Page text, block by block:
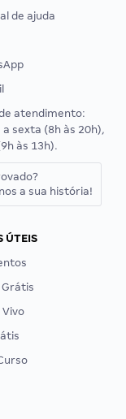
de ajuda
atendimento:
a sexta (8h às 20h),
às 13h).
a sua história!
ÚTEIS
Vivo